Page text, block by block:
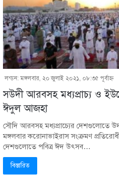
লন্ডন: মঙ্গলবার, ২০ জুলাই ২০২১, ০৮:৩৫ পূর্বাহ্ণ
সউদী আরবসহ মধ্যপ্রাচ্য ও
ঈদুল আজহা
সৌদি আরবসহ মধ্যপ্রাচ্যের দেশগুলোতে
মঙ্গলবার করোনাভাইরাস সংক্রমণ
দেশগুলোতে পবিত্র ঈদ উৎসব…
বিস্তারিত